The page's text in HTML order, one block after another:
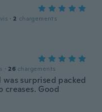
· 2 chargements
· 26 chargements
surprised packed
creases. Good